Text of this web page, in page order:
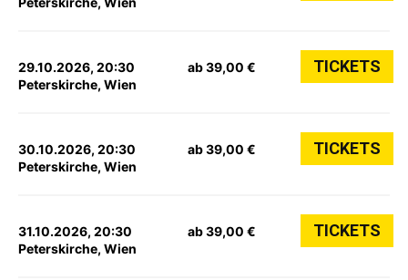
29.10.2026, 20:30
Peterskirche, Wien
ab 39,00 € TICKETS
30.10.2026, 20:30
Peterskirche, Wien
ab 39,00 € TICKETS
31.10.2026, 20:30
Peterskirche, Wien
ab 39,00 € TICKETS